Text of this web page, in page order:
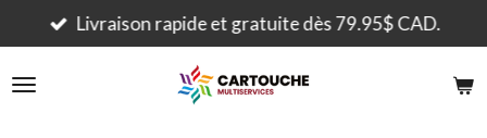
Passer
au
contenu
Livraison rapide et gratuite dès 79.95$ CAD.